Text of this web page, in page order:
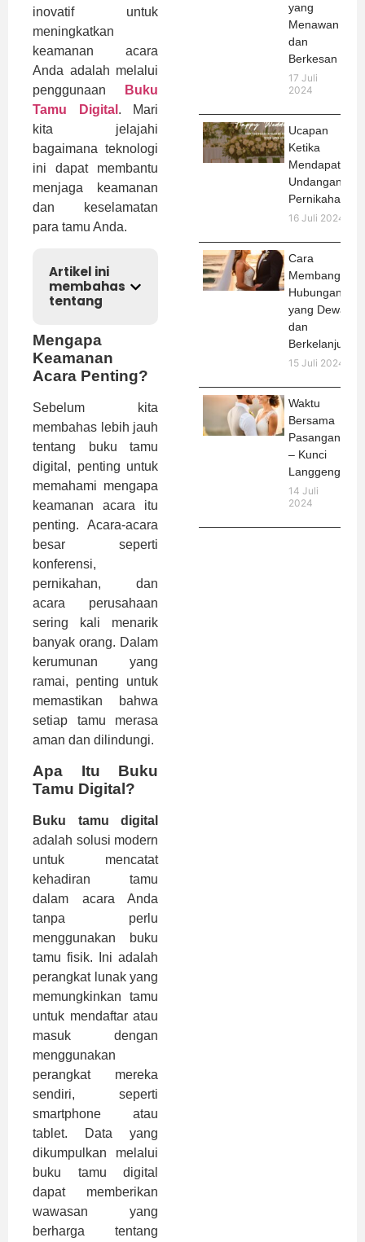
inovatif untuk
meningkatkan
keamanan acara
Anda adalah melalui
penggunaan
Buku
Tamu Digital . Mari
kita jelajahi
bagaimana teknologi
ini dapat membantu
menjaga keamanan
dan keselamatan
para tamu Anda.
Artikel ini
membahas
tentang
Mengapa
Keamanan
Acara Penting?
Sebelum kita
membahas lebih jauh
tentang buku tamu
digital, penting untuk
memahami mengapa
keamanan acara itu
penting. Acara-acara
besar seperti
konferensi,
pernikahan, dan
acara perusahaan
sering kali menarik
banyak orang. Dalam
kerumunan yang
ramai, penting untuk
memastikan bahwa
setiap tamu merasa
aman dan dilindungi.
Apa Itu Buku
Tamu Digital?
Buku tamu digital
adalah solusi modern
untuk mencatat
kehadiran tamu
dalam acara Anda
tanpa perlu
menggunakan buku
tamu fisik. Ini adalah
perangkat lunak yang
memungkinkan tamu
untuk mendaftar atau
masuk dengan
menggunakan
perangkat mereka
sendiri, seperti
smartphone atau
tablet. Data yang
dikumpulkan melalui
buku tamu digital
dapat memberikan
wawasan yang
berharga tentang
yang
Menawan
dan
Berkesan
17 Juli
2024
Ucapan
Ketika
Mendapat
Undangan
Pernikahan
16 Juli 2024
Cara
Membangun
Hubungan
yang Dewasa
dan
Berkelanjutan
15 Juli 2024
Waktu
Bersama
Pasangan
– Kunci
Langgeng
14 Juli
2024